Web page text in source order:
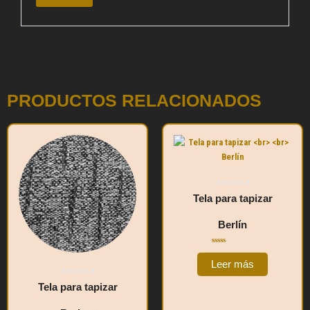
PRODUCTOS RELACIONADOS
Tela para tapizar
Tela para tapizar
Berlín
Valorado
0
5
Leer más